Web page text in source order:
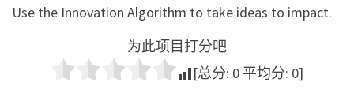
Use the Innovation Algorithm to take ideas to impact.
为此项目打分吧
[总分: 0 平均分: 0]